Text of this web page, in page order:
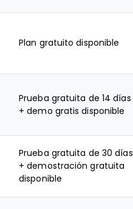
Plan gratuito disponible
Prueba gratuita de 14 días
+ demo gratis disponible
Prueba gratuita de 30 días
+ demostración gratuita
disponible